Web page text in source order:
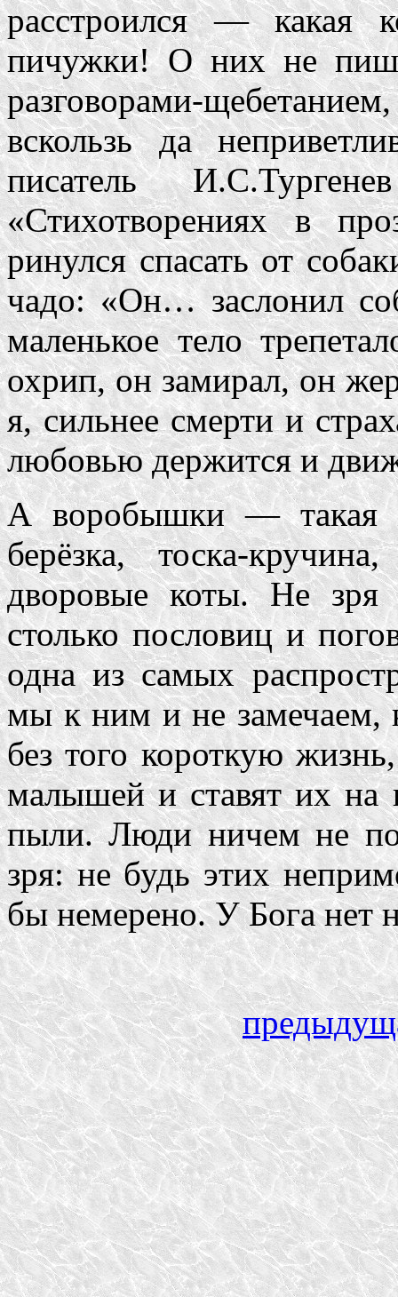
расстроился — какая
пичужки! О них не
разговорами-
вскользь да
писатель
«Стихотворениях в
ринулся спасать от
чадо: «Он… заслонил
маленькое тело
охрип, он замирал, он
я, сильнее смерти и
любовью держится и
А воробышки — такая
берёзка, тоска-
дворовые коты. Не
столько пословиц и
одна из самых
мы к ним и не замечаем,
без того короткую
малышей и ставят их на
пыли. Люди ничем не
зря: не будь этих
бы немерено. У Бога нет